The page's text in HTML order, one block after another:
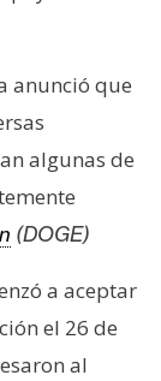
anunció que
algunas de
(DOGE)
a aceptar
el 26 de
al